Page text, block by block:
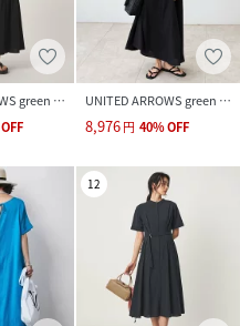
UNITED ARROWS green label relaxing
OFF
UNITED ARROWS green label relaxing
8,976円 40%OFF
12